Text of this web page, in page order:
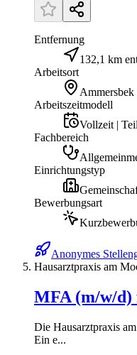
Entfernung
132,1 km
Arbeitsort
Ammersbek
Arbeitszeitmodell
Vollzeit |
Fachbereich
Einrichtungstyp
Bewerbungsart
Anonymes
Hausarztpraxis am
MFA (m/w/d)
Die Hausarztpraxis
Ein e...